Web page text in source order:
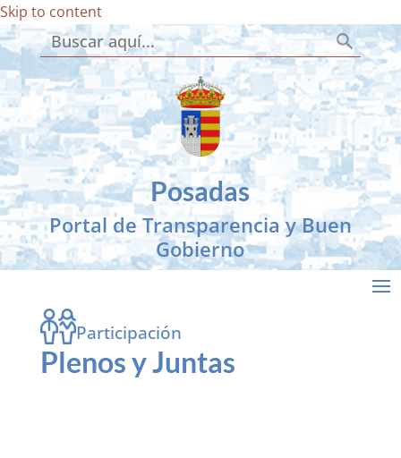
Skip to content
Buscar:
Botón de búsqueda
Posadas
Portal de Transparencia y Buen
Gobierno
Participación
Plenos y Juntas